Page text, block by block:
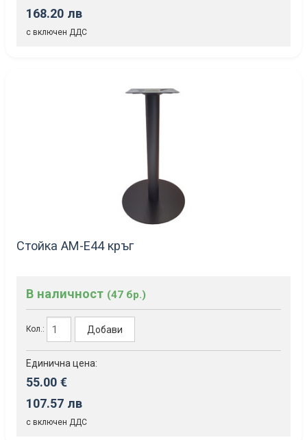
168.20 лв
с включен ДДС
Стойка AM-E44 кръг
В наличност (47 бр.)
Кол.: Добави
Единична цена:
55.00 €
107.57 лв
с включен ДДС